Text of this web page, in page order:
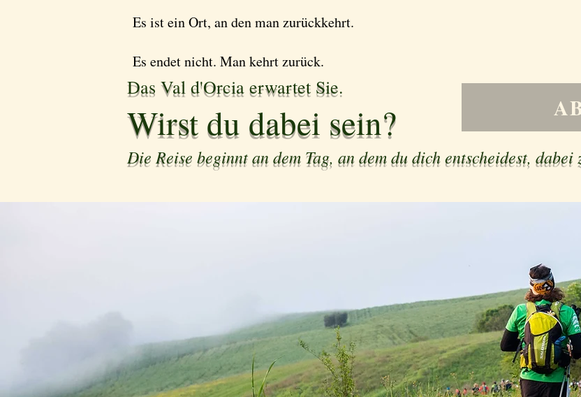
Es ist ein Ort, an den man zurückkehrt.
Es endet nicht. Man kehrt zurück.
Das Val d'Orcia erwartet Sie.
Wirst du dabei sein?
Die Reise beginnt an dem Tag, an dem du dich entscheidest, dabei